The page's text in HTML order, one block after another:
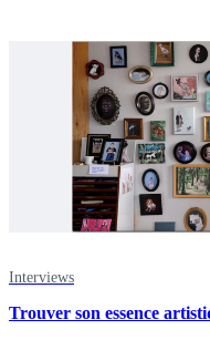
Interviews
Trouver son essence